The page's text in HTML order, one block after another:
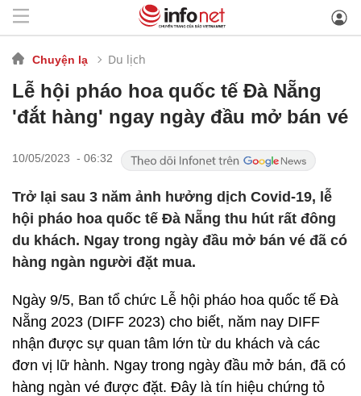
Chuyện lạ Du lịch
Lễ hội pháo hoa quốc tế Đà Nẵng
'đắt hàng' ngay ngày đầu mở bán vé
10/05/2023 - 06:32
Trở lại sau 3 năm ảnh hưởng dịch Covid-19, lễ
hội pháo hoa quốc tế Đà Nẵng thu hút rất đông
du khách. Ngay trong ngày đầu mở bán vé đã có
hàng ngàn người đặt mua.
Ngày 9/5, Ban tổ chức Lễ hội pháo hoa quốc tế Đà
Nẵng 2023 (DIFF 2023) cho biết, năm nay DIFF
nhận được sự quan tâm lớn từ du khách và các
đơn vị lữ hành. Ngay trong ngày đầu mở bán, đã có
hàng ngàn vé được đặt. Đây là tín hiệu chứng tỏ